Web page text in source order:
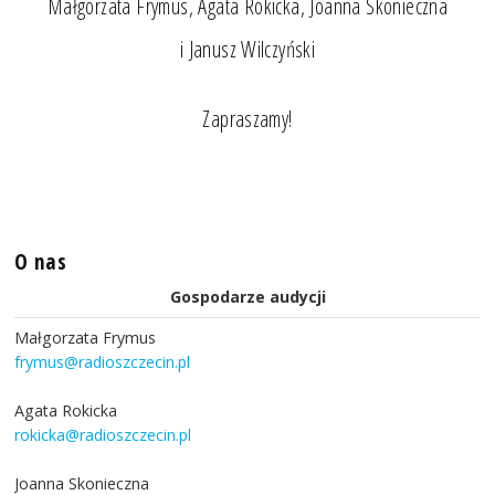
Małgorzata Frymus, Agata Rokicka, Joanna Skonieczna
i Janusz Wilczyński
Zapraszamy!
O nas
Gospodarze audycji
Małgorzata Frymus
frymus@radioszczecin.pl
Agata Rokicka
rokicka@radioszczecin.pl
Joanna Skonieczna